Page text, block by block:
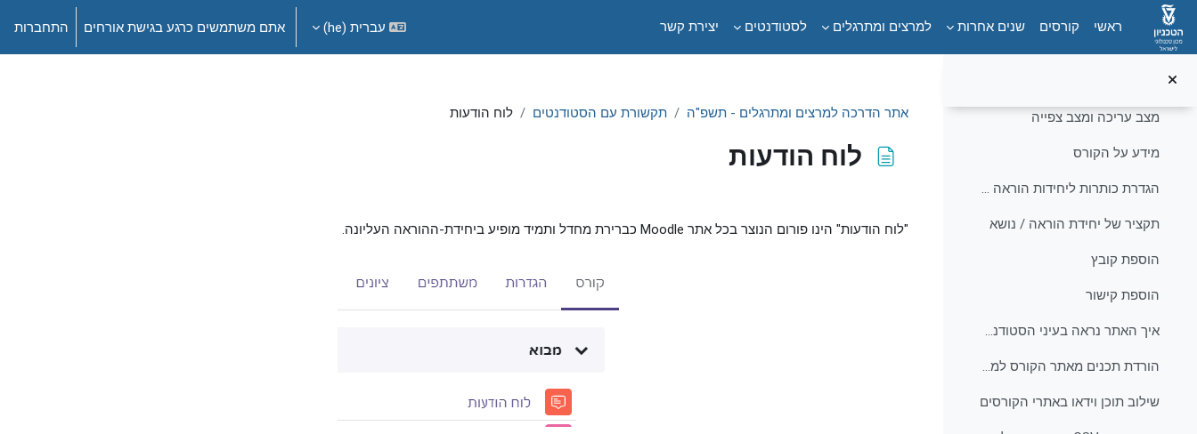
דילוג לתוכן הראשי
ראשי
קורסים שנים אחרות למרצים ומתרגלים לסטודנטים יצירת קשר עברית ‎(he)‎ אתם משתמשים כרגע בגישת אורחים התחברות צמצום
הגדרות הקורס
מצב עריכה ומצב צפייה
מידע על הקורס
הגדרת כותרות ליחידות הוראה / נושאים
תקציר של יחידת הוראה / נושא
הוספת קובץ
הוספת קישור
איך האתר נראה בעיני הסטודנטים?
הורדת תכנים מאתר הקורס למחשב האישי
שילוב תוכן וידאו באתרי הקורסים
אתר הדרכה למרצים ומתרגלים - תשפ"ה תקשורת עם הסטודנטים לוח הודעות
לוח הודעות
"לוח הודעות" הינו פורום הנוצר בכל אתר Moodle כברירת מחדל ותמיד מופיע ביחידת-ההוראה העליונה.